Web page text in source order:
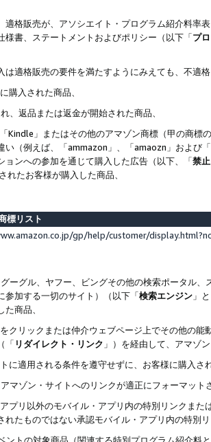
適格販売が、アソシエイト・プログラム紹介料率
様書、ステートメントおよびポリシー（以下「プ
は適格販売の要件を満たすようにみえても、不適
購入された商品、
、返品または返金が開始された商品、
Kindle」またはその他のアマゾン商標（甲の商
い（例えば、「ammazon」、「amaozn」および
ョンへの参加を通じて購入した広告（以下、「禁
れたお客様が購入した商品、
標リスト
gp/help/customer/
ーグル、ヤフー、ビングその他の検索ポータル
参加する一切のサイト）（以下「検索エンジン 」
商品、
クリックまたは仲介ウェブページ上でその他の
「 リダイレクト・リンク 」）を経由して、アマゾ
に適用される条件を遵守せずに、お客様に購入さ
マゾン・サイトへのリンクが適正にフォーマッ
プリ以外のモバイル・アプリ内の特別リンクま
れたものではない承認モバイル・アプリ内の特別
ントの対象商品（関連する特別プログラム紹介料